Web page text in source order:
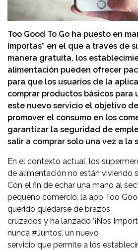
Too Good To Go ha puesto en
Importas” en el que a través de
manera gratuita, los
alimentación pueden ofrecer
para que los usuarios de la
comprar productos básicos para
este nuevo servicio el objetivo
promover el consumo en los
garantizar la seguridad de
salir a comprar solo una vez a la
En el contexto actual, los
de alimentación no están viviendo
Con el fin de echar una mano al
pequeño comercio, la app Too
querido quedarse de brazos
cruzados y ha lanzado ‘¡Nos
nunca #Juntos’, un nuevo
servicio que permite a los